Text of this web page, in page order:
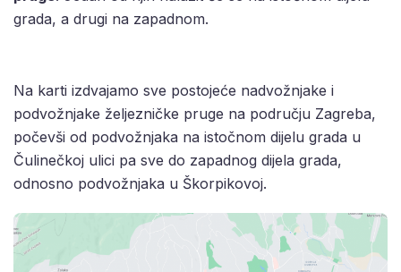
grada, a drugi na zapadnom.
Na karti izdvajamo sve postojeće nadvožnjake i
podvožnjake željezničke pruge na području Zagreba,
počevši od podvožnjaka na istočnom dijelu grada u
Čulinečkoj ulici pa sve do zapadnog dijela grada,
odnosno podvožnjaka u Škorpikovoj.